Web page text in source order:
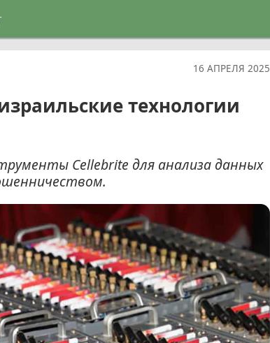
16 АПРЕЛЯ 2025
технологии
Cellebrite для анализа данных